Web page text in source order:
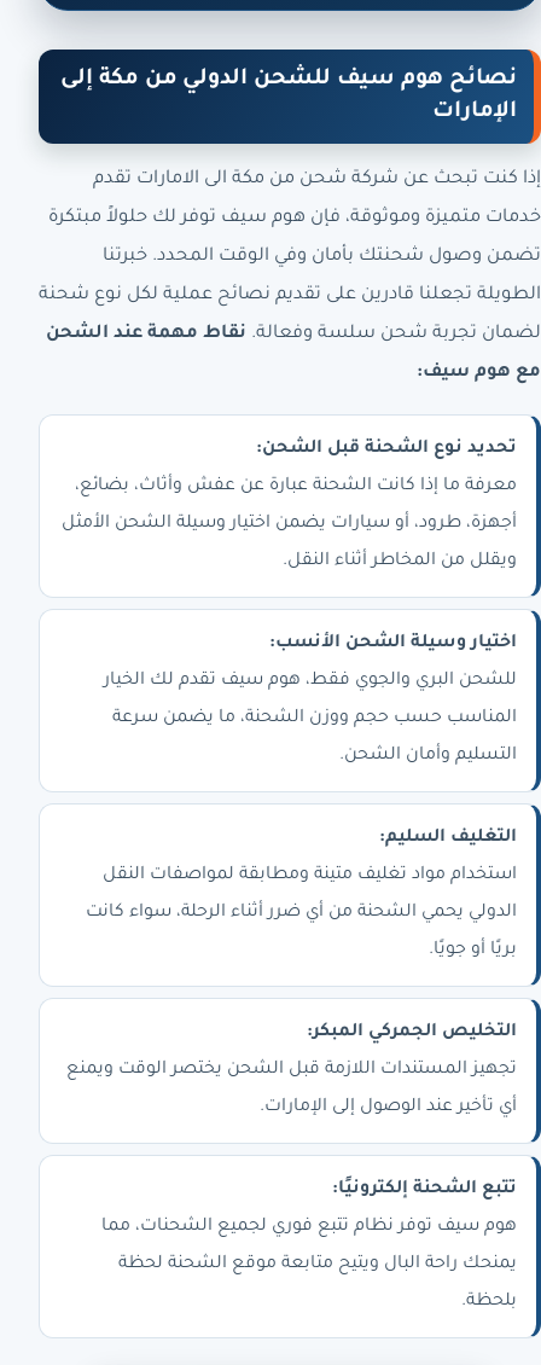
نصائح هوم سيف للشحن الدولي من مكة إلى
الإمارات
إذا كنت تبحث عن شركة شحن من مكة الى الامارات تقدم
خدمات متميزة وموثوقة، فإن هوم سيف توفر لك حلولاً مبتكرة
تضمن وصول شحنتك بأمان وفي الوقت المحدد. خبرتنا
الطويلة تجعلنا قادرين على تقديم نصائح عملية لكل نوع شحنة
لضمان تجربة شحن سلسة وفعالة. نقاط مهمة عند الشحن
مع هوم سيف:
تحديد نوع الشحنة قبل الشحن:
معرفة ما إذا كانت الشحنة عبارة عن عفش وأثاث، بضائع،
أجهزة، طرود، أو سيارات يضمن اختيار وسيلة الشحن الأمثل
ويقلل من المخاطر أثناء النقل.
اختيار وسيلة الشحن الأنسب:
للشحن البري والجوي فقط، هوم سيف تقدم لك الخيار
المناسب حسب حجم ووزن الشحنة، ما يضمن سرعة
التسليم وأمان الشحن.
التغليف السليم:
استخدام مواد تغليف متينة ومطابقة لمواصفات النقل
الدولي يحمي الشحنة من أي ضرر أثناء الرحلة، سواء كانت
بريًا أو جويًا.
التخليص الجمركي المبكر:
تجهيز المستندات اللازمة قبل الشحن يختصر الوقت ويمنع
أي تأخير عند الوصول إلى الإمارات.
تتبع الشحنة إلكترونيًا:
هوم سيف توفر نظام تتبع فوري لجميع الشحنات، مما
يمنحك راحة البال ويتيح متابعة موقع الشحنة لحظة
بلحظة.